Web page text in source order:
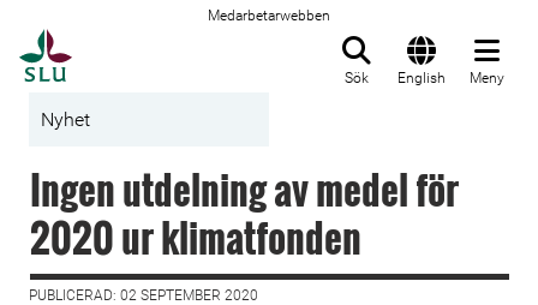
Medarbetarwebben
Sök English Meny
Nyhet
Ingen utdelning av medel för
2020 ur klimatfonden
PUBLICERAD: 02 SEPTEMBER 2020